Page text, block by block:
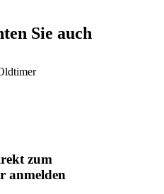
Sie auch
zum
anmelden